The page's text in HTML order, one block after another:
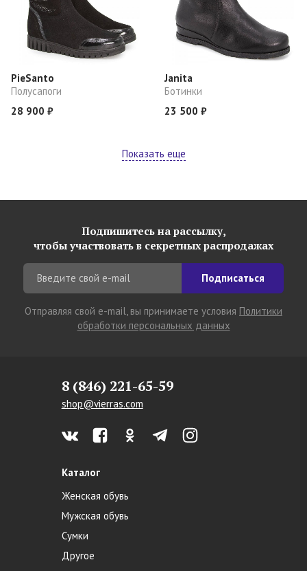
PieSanto
Полусапоги
28 900 ₽
Janita
Ботинки
23 500 ₽
Показать еще
Подпишитесь на рассылку,
чтобы участвовать в секретных распродажах
Подписаться
Отправляя свой e-mail, вы принимаете условия Политики
обработки персональных данных
8 (846) 221-65-59
shop@vierras.com
Каталог
Женская обувь
Мужская обувь
Сумки
Другое